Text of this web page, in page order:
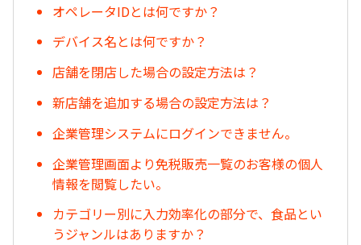
オペレータIDとは何ですか？
デバイス名とは何ですか？
店舗を閉店した場合の設定方法は？
新店舗を追加する場合の設定方法は？
企業管理システムにログインできません。
企業管理画面より免税販売一覧のお客様の個人
情報を閲覧したい。
カテゴリー別に入力効率化の部分で、食品とい
うジャンルはありますか？